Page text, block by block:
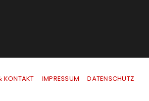
KONTAKT IMPRESSUM |DATENSCHUTZ